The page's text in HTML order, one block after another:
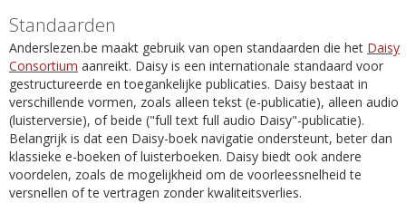
Standaarden
Anderslezen.be maakt gebruik van open standaarden die het Daisy
Consortium aanreikt. Daisy is een internationale standaard voor
gestructureerde en toegankelijke publicaties. Daisy bestaat in
verschillende vormen, zoals alleen tekst (e-publicatie), alleen audio
(luisterversie), of beide ("full text full audio Daisy"-publicatie).
Belangrijk is dat een Daisy-boek navigatie ondersteunt, beter dan
klassieke e-boeken of luisterboeken. Daisy biedt ook andere
voordelen, zoals de mogelijkheid om de voorleessnelheid te
versnellen of te vertragen zonder kwaliteitsverlies.